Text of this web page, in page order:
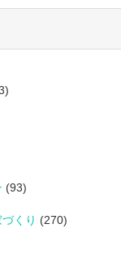
(93)
くり (270)